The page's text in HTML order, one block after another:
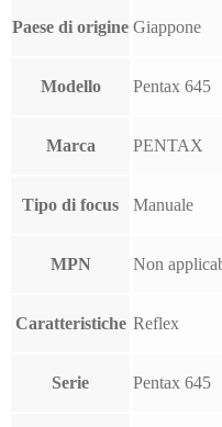
Paese di origine Giappone
Modello Pentax 645
Marca PENTAX
Tipo di focus Manuale
MPN Non
Caratteristiche Reflex
Serie Pentax 645